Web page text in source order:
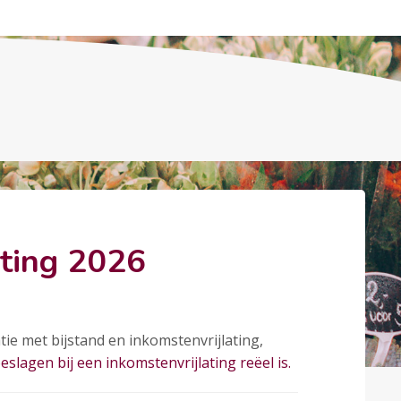
2026
met bijstand en inkomstenvrijlating,
bij een inkomstenvrijlating reëel is.